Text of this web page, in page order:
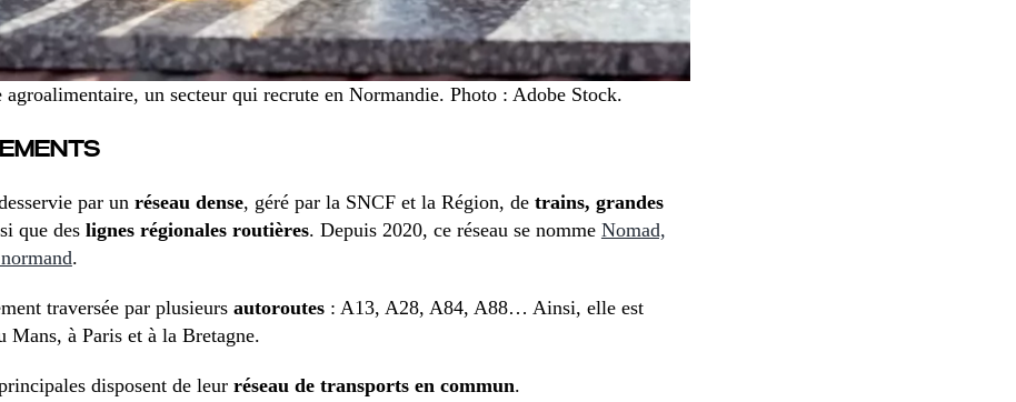
agroalimentaire, un secteur qui recrute en Normandie. Photo : Adobe Stock.
par un réseau dense, géré par la SNCF et la Région, de trains, grandes
que des lignes régionales routières. Depuis 2020, ce réseau se nomme Nomad,
.
traversée par plusieurs autoroutes : A13, A28, A84, A88… Ainsi, elle est
Mans, à Paris et à la Bretagne.
disposent de leur réseau de transports en commun.